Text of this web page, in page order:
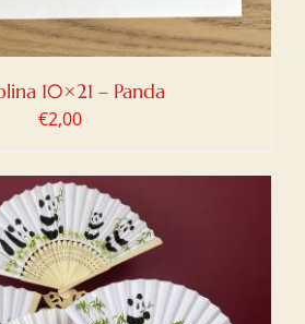
10×21 – Panda
€2,00